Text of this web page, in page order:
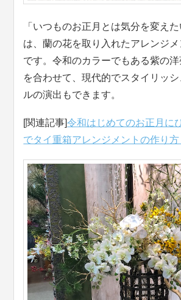
「いつものお正月とは気分を変え
は、蘭の花を取り入れたアレンジ
です。令和のカラーでもある紫の
を合わせて、現代的でスタイリッ
ルの演出もできます。
[関連記事]令和はじめてのお正月に
でタイ重箱アレンジメントの作り方